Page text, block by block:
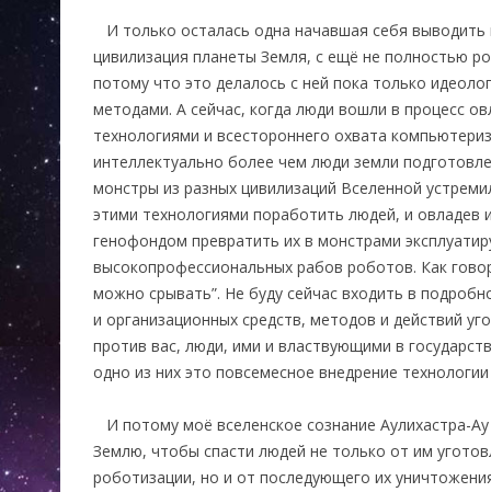
И только осталась одна начавшая себя выводить
цивилизация планеты Земля, с ещё не полностью
потому что это делалось с ней пока только
методами. А сейчас, когда люди вошли в процесс
технологиями и всестороннего охвата
интеллектуально более чем люди земли
монстры из разных цивилизаций Вселенной
этими технологиями поработить людей, и овладев
генофондом превратить их в монстрами
высокопрофессиональных рабов роботов. Как
можно срывать”. Не буду сейчас входить в
и организационных средств, методов и действий
против вас, люди, ими и властвующими в
одно из них это повсемесное внедрение технологии
И потому моё вселенское сознание Аулихастра-
Землю, чтобы спасти людей не только от им
роботизации, но и от последующего их